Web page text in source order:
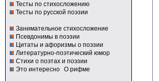
Тесты по стихосложению
Тесты по русской поэзии
Занимательное стихосложение
Псевдонимы в поэзии
Цитаты и афоризмы о поэзии
Литературно-поэтический юмор
Стихи о поэтах и поэзии
Это интересно О рифме